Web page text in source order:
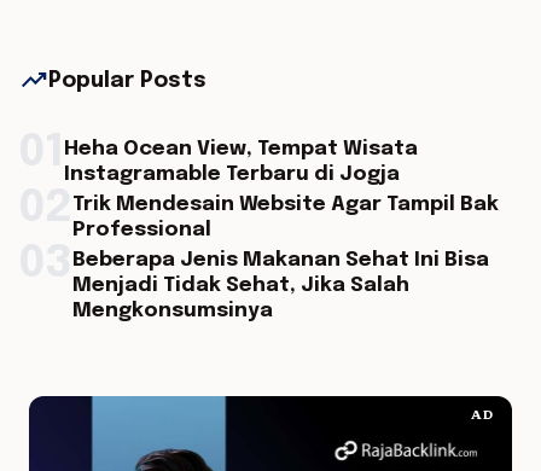
trending_up Popular Posts
Heha Ocean View, Tempat Wisata
Instagramable Terbaru di Jogja
Trik Mendesain Website Agar Tampil Bak
Professional
Beberapa Jenis Makanan Sehat Ini Bisa
Menjadi Tidak Sehat, Jika Salah
Mengkonsumsinya
AD